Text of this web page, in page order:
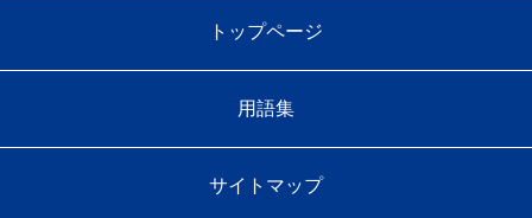
トップページ
用語集
サイトマップ